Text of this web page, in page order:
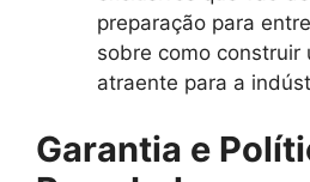
preparação para
sobre como construir
atraente para a
Garantia e